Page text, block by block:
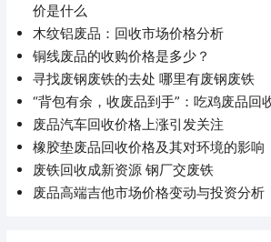
价是什么
木纹铝废品：回收市场价格分析
铜线废品的收购价格是多少？
寻找废钢废铁的去处 哪里有废钢废铁
“背包有余，收废品到手”：吃鸡废品回
废品汽车回收价格上涨引发关注
橡胶垫废品回收价格及其对环境的影响
废铁回收成新资源 钢厂交废铁
废品高端吉他市场价格变动与投资分析